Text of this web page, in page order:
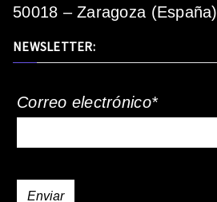
50018 – Zaragoza (España)
NEWSLETTER:
Correo electrónico*